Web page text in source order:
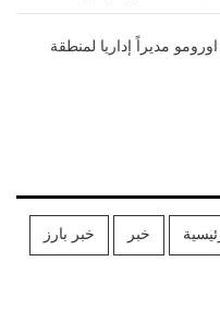
مديراً إداريا لمنطقة
خبر خبر بارز